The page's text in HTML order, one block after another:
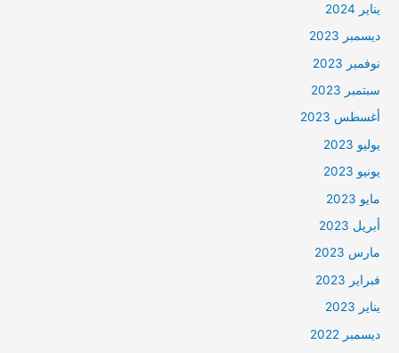
يناير 2024
ديسمبر 2023
نوفمبر 2023
سبتمبر 2023
أغسطس 2023
يوليو 2023
يونيو 2023
مايو 2023
أبريل 2023
مارس 2023
فبراير 2023
يناير 2023
ديسمبر 2022